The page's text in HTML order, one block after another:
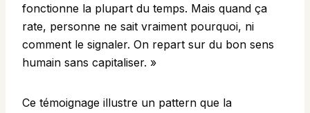
fonctionne la plupart du temps. Mais quand ça
rate, personne ne sait vraiment pourquoi, ni
comment le signaler. On repart sur du bon sens
humain sans capitaliser. »
Ce témoignage illustre un pattern que la